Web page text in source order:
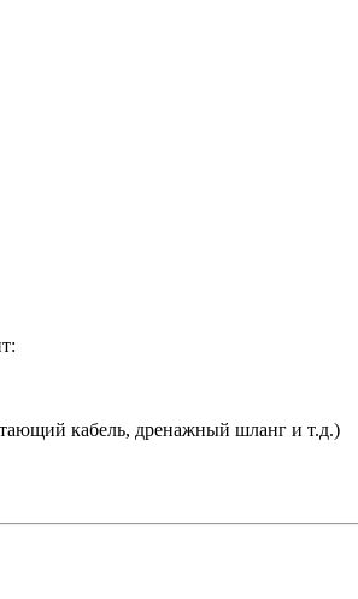
кабель, дренажный шланг и т.д.)